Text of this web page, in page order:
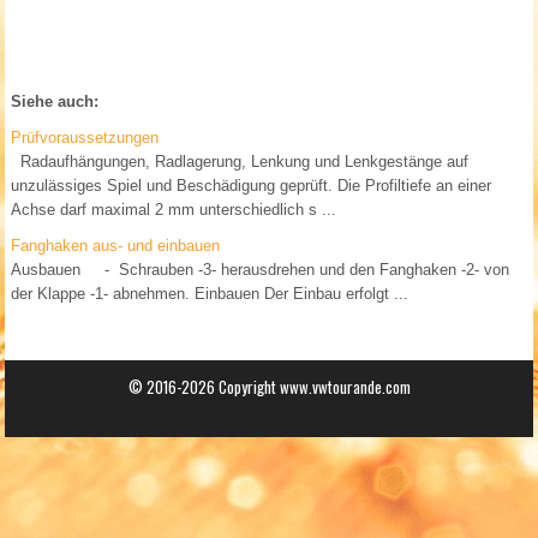
Siehe auch:
Prüfvoraussetzungen
Radaufhängungen, Radlagerung, Lenkung und Lenkgestänge auf
unzulässiges Spiel und Beschädigung geprüft. Die Profiltiefe an einer
Achse darf maximal 2 mm unterschiedlich s ...
Fanghaken aus- und einbauen
Ausbauen - Schrauben -3- herausdrehen und den Fanghaken -2- von
der Klappe -1- abnehmen. Einbauen Der Einbau erfolgt ...
© 2016-2026 Copyright www.vwtourande.com